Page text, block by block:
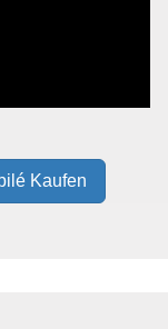
Kaufen